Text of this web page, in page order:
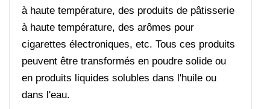
à haute température, des produits de pâtisserie
à haute température, des arômes pour
cigarettes électroniques, etc. Tous ces produits
peuvent être transformés en poudre solide ou
en produits liquides solubles dans l'huile ou
dans l'eau.